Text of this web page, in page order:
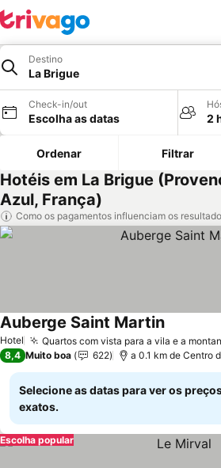
Destino
La Brigue
Check-in/out
Escolha as datas 2
Ordenar Filtrar
Hotéis em La Brigue
Azul, França)
Como os pagamentos influenciam os
Hotel Quartos com vista para a vila e a
Auberge Saint Martin
8,4 Muito boa 622 a 0.1 km de Centro
Selecione as datas para ver os
exatos.
Escolha popular